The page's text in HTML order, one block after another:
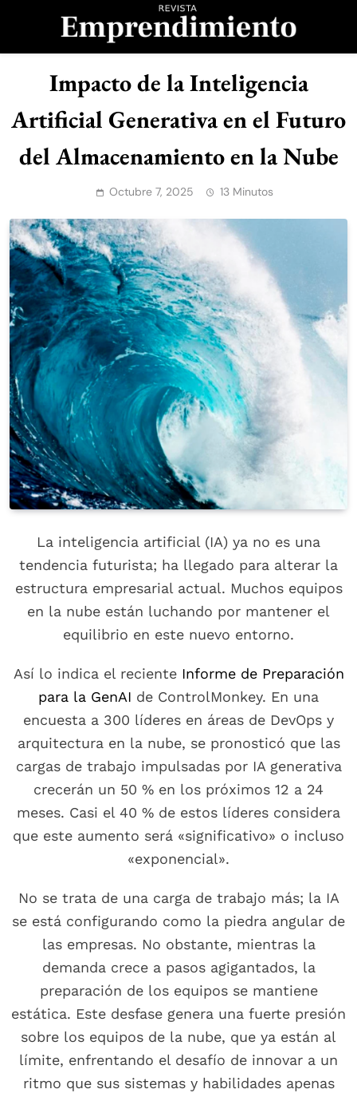
Revista
Emprendimiento
Impacto de la Inteligencia
Artificial Generativa en el Futuro
del Almacenamiento en la Nube
Octubre 7, 2025 13 Minutos
La inteligencia artificial (IA) ya no es una
tendencia futurista; ha llegado para alterar la
estructura empresarial actual. Muchos equipos
en la nube están luchando por mantener el
equilibrio en este nuevo entorno.
Así lo indica el reciente Informe de Preparación
para la GenAI de ControlMonkey. En una
encuesta a 300 líderes en áreas de DevOps y
arquitectura en la nube, se pronosticó que las
cargas de trabajo impulsadas por IA generativa
crecerán un 50 % en los próximos 12 a 24
meses. Casi el 40 % de estos líderes considera
que este aumento será «significativo» o incluso
«exponencial».
No se trata de una carga de trabajo más; la IA
se está configurando como la piedra angular de
las empresas. No obstante, mientras la
demanda crece a pasos agigantados, la
preparación de los equipos se mantiene
estática. Este desfase genera una fuerte presión
sobre los equipos de la nube, que ya están al
límite, enfrentando el desafío de innovar a un
ritmo que sus sistemas y habilidades apenas